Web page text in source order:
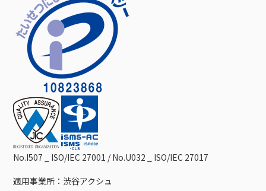
No.I507 _ ISO/IEC 27001 / No.U032 _ ISO/IEC 27017
適用事業所：渋谷アクシュ